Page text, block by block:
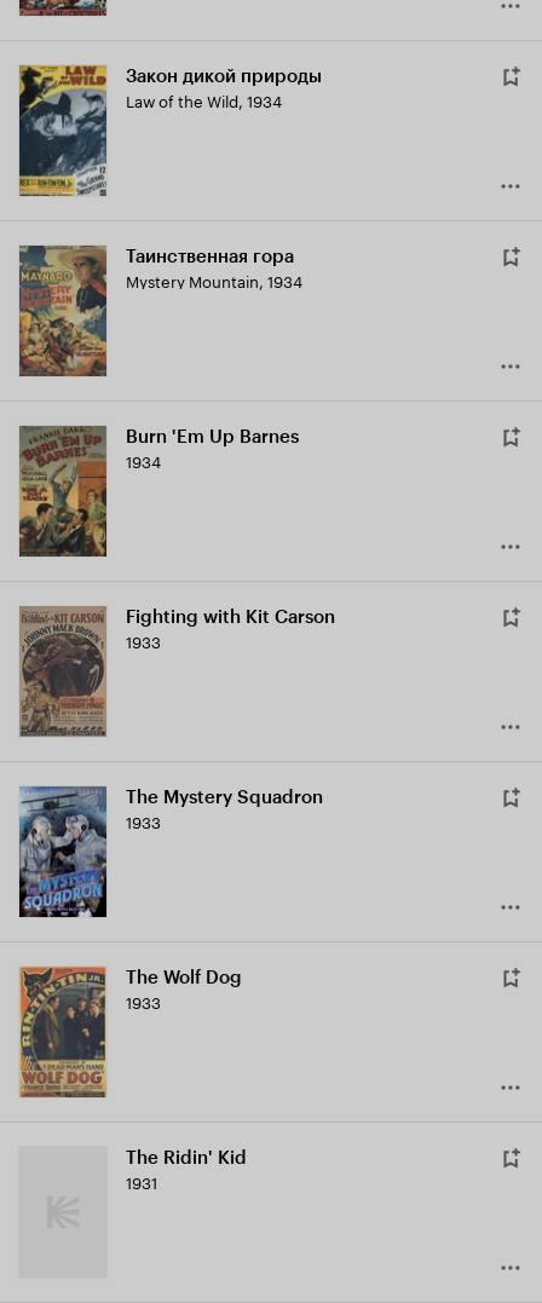
Закон дикой природы
Law of the Wild, 1934
Таинственная гора
Mystery Mountain, 1934
Burn 'Em Up Barnes
1934
Fighting with Kit Carson
1933
The Mystery Squadron
1933
The Wolf Dog
1933
The Ridin' Kid
1931